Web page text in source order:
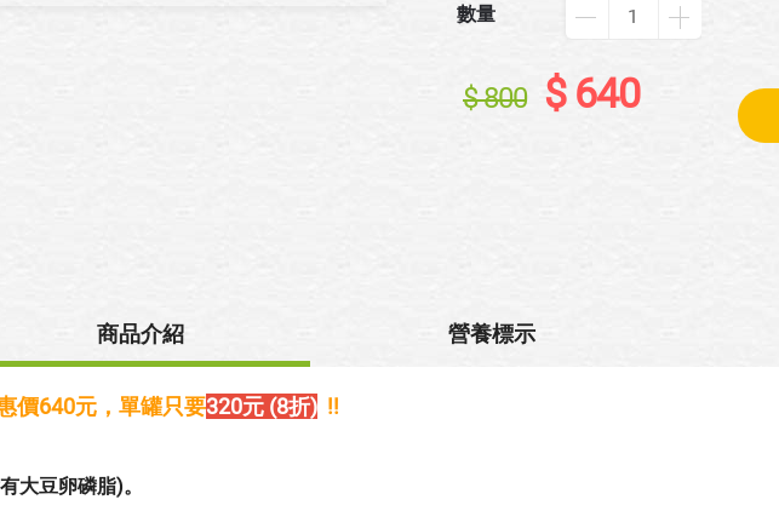
數量
$ 800 $ 640
商品介紹 營養標示
價640元，單罐只要320元 (8折) !!
大豆卵磷脂)。
大豆卵磷脂)